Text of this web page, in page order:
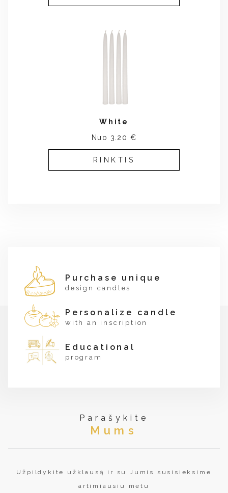
White
Nuo 3.20 €
RINKTIS
Purchase unique
design candles
Personalize candle
with an inscription
Educational
program
Parašykite
Mums
Užpildykite užklausą ir su Jumis susisieksime
artimiausiu metu